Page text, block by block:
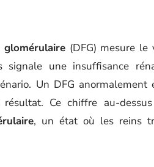
(DFG) mesure le
signale une insuffisance
Un DFG
Ce chiffre au-
, un état où les reins